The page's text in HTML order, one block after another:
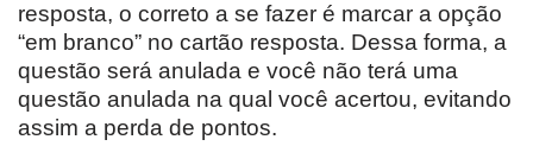
resposta, o correto a se fazer é marcar a opção
“em branco” no cartão resposta. Dessa forma, a
questão será anulada e você não terá uma
questão anulada na qual você acertou, evitando
assim a perda de pontos.